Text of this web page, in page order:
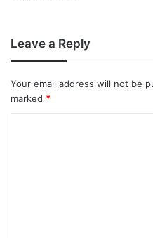
Leave a Reply
Your email address will not be
marked *